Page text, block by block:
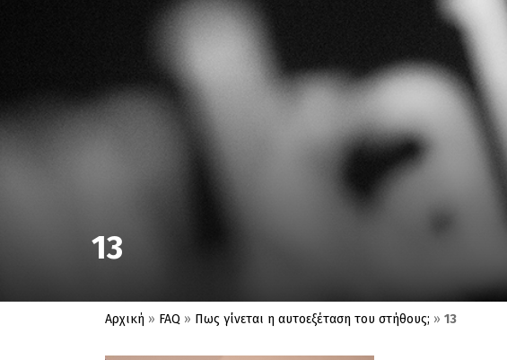
13
Αρχική » FAQ » Πως γίνεται η αυτοεξέταση του στήθους; » 13